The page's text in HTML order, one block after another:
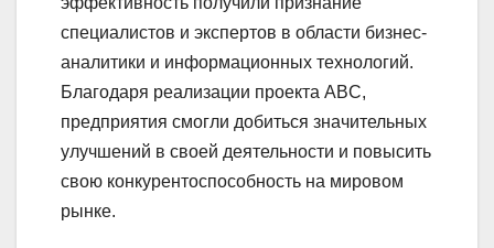
специалистов и экспертов в области бизнес-
аналитики и информационных технологий.
Благодаря реализации проекта ABC,
предприятия смогли добиться значительных
улучшений в своей деятельности и повысить
свою конкурентоспособность на мировом
рынке.